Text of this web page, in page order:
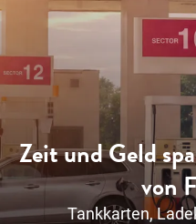
Fleetcor Parking
Shell Tankstellen
Fuhrpark-Überwachung
Digitales Fahrtenbuch
Hilfe
Kundenservice
MyFleetcor
Wissenswertes
Über uns
Einloggen
Kunde werden
Zeit und Geld
von
Tankkarten,